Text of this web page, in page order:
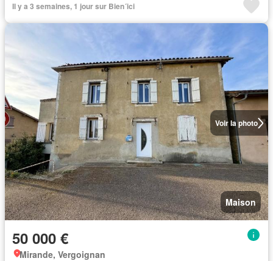
Il y a 3 semaines, 1 jour sur Bien´ici
Voir la photo
Maison
50 000 €
Mirande, Vergoignan